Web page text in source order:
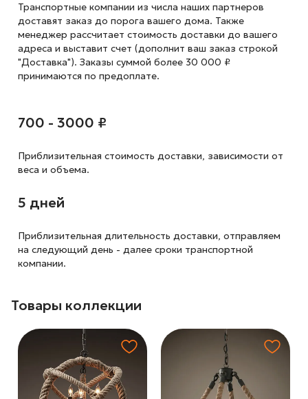
Транспортные компании из числа наших партнеров
доставят заказ до порога вашего дома. Также
менеджер рассчитает стоимость доставки до вашего
адреса и выставит счет (дополнит ваш заказ строкой
"Доставка"). Заказы суммой более 30 000 ₽
принимаются по предоплате.
700 - 3000 ₽
Приблизительная стоимость доставки, зависимости от
веса и объема.
5 дней
Приблизительная длительность доставки, отправляем
на следующий день - далее сроки транспортной
компании.
Товары коллекции